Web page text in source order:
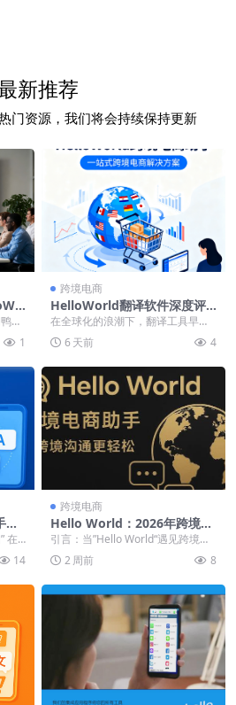
新推荐
门资源，我们将会持续保持更新
社
讲”
发
1
跨境电商
HelloWorld翻译软件深度评
测：2026年它凭什么成为跨境
沟通的“隐形助手”？
在全球化的浪潮下，翻译工具早已
不再是简单的词句转换器，而是演
变为连接不同语言世界...
6 天前 4
深
成
在
14
跨境电商
Hello World：2026年跨境电
商独立站从0到1的技术架构指
引言：当”Hello World“遇见跨境生
意 每一个程...
2 周前 8